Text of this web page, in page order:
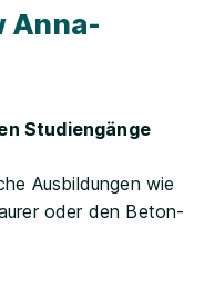
Anna-
Studiengänge
Ausbildungen wie
oder den Beton-